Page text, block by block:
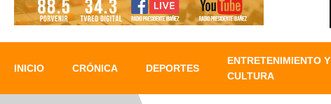
INICIO CRÓNICA DEPORTES
ENTRETENIMIENTO Y
CULTURA